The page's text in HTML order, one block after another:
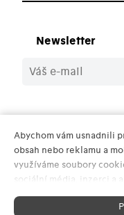
Newsletter
Pro média–
Abychom vám usnadnili
obsah nebo reklamu a
využíváme soubory
sociální média, inzerci a
odkazem "Nastavení
patičce webu.